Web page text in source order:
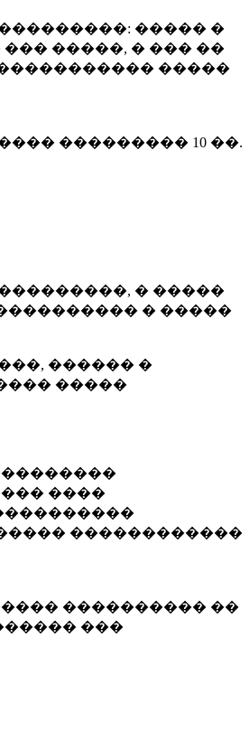
����� �
�����, � ��� ��
�����
��������� 10 ��.
� �����
� �����
������ �
�����
����
������������
���������� ��
���